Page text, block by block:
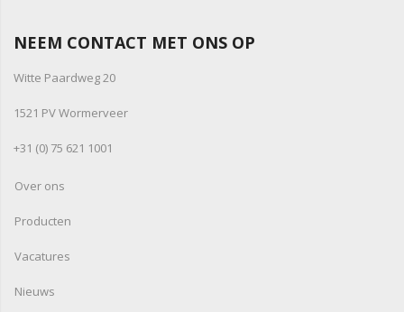
NEEM CONTACT MET ONS OP
Witte Paardweg 20
1521 PV Wormerveer
+31 (0) 75 621 1001
Over ons
Producten
Vacatures
Nieuws